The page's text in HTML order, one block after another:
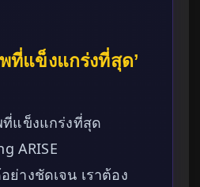
ที่แข็งแกร่งที่สุด’
ที่แข็งแกร่งที่สุด
ARISE
อย่างชัดเจน เราต้อง